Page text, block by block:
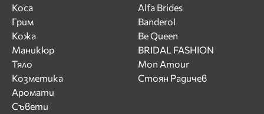
Коса
Грим
Кожа
Маникюр
Тяло
Козметика
Аромати
Съвети
Alfa Brides
Banderol
Be Queen
BRIDAL FASHION
Mon Amour
Стоян Радичев